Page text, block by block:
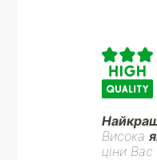
Висока
ціни Вас